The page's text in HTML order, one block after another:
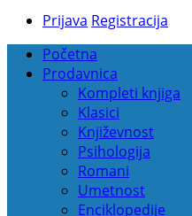
Prijava Registracija
Početna
Prodavnica
Kompleti knjiga
Klasici
Književnost
Psihologija
Romani
Umetnost
Enciklopedije